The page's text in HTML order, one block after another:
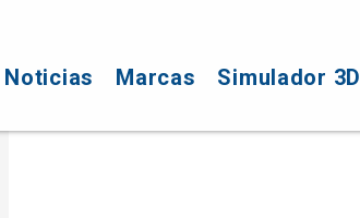
Noticias Marcas Simulador 3D